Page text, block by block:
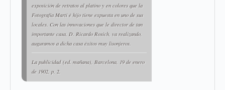
exposición de retratos al platino y en colores que la
Fotografía Martí é hijo tiene expuesta en uno de sus
locales. Con las innovaciones que le director de tan
importante casa, D. Ricardo Rosich, va realizando,
auguramos a dicha casa éxitos muy lisonjeros.
La publicidad (ed. mañana), Barcelona, 19 de enero
de 1902, p. 2.